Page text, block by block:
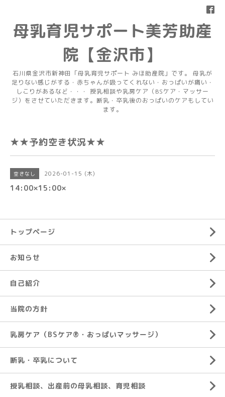
母乳育児サポート美芳助産
院【金沢市】
石川県金沢市新神田「母乳育児サポート みほ助産院」です。 母乳が
足りない感じがする・赤ちゃんが吸ってくれない・おっぱいが痛い・
しこりがあるなど・・・ 授乳相談や乳房ケア（BSケア・マッサー
ジ）をさせていただきます。断乳・卒乳後のおっぱいのケアもしてい
ます。
★★予約空き状況★★
空きなし 2026-01-15 (木)
14:00×15:00×
トップページ
お知らせ
自己紹介
当院の方針
乳房ケア（BSケア®︎・おっぱいマッサージ）
断乳・卒乳について
授乳相談、出産前の母乳相談、育児相談